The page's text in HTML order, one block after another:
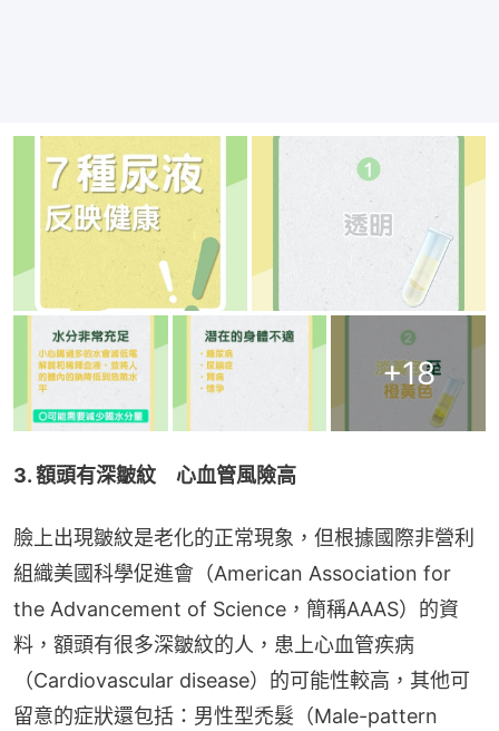
+18
3. 額頭有深皺紋　心血管風險高
臉上出現皺紋是老化的正常現象，但根據國際非營利
組織美國科學促進會（American Association for
the Advancement of Science，簡稱AAAS）的資
料，額頭有很多深皺紋的人，患上心血管疾病
（Cardiovascular disease）的可能性較高，其他可
留意的症狀還包括：男性型禿髮（Male-pattern